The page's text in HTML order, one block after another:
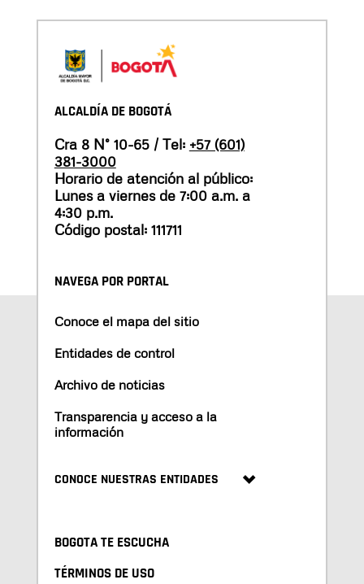
ALCALDÍA DE BOGOTÁ
Cra 8 N° 10-65 / Tel: +57 (601)
381-3000
Horario de atención al público:
Lunes a viernes de 7:00 a.m. a
4:30 p.m.
Código postal: 111711
NAVEGA POR PORTAL
Conoce el mapa del sitio
Entidades de control
Archivo de noticias
Transparencia y acceso a la
información
CONOCE NUESTRAS ENTIDADES
BOGOTA TE ESCUCHA
TÉRMINOS DE USO